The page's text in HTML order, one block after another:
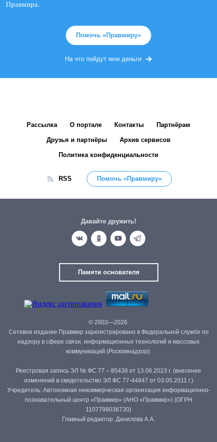
Правмира.
Помочь «Правмиру»
На что пойдут мои деньги
Рассылка О портале Контакты Партнёрам
Друзья и партнёры Архив сервисов
Политика конфиденциальности
RSS Помочь «Правмиру»
Давайте дружить!
Памяти основателя
© 2003—2026.
Сетевое издание Правмир зарегистрировано в Федеральной службе по
надзору в сфере связи, информационных технологий и массовых
коммуникаций (Роскомнадзор).
Реестровая запись ЭЛ № ФС 77 – 85438 от 13.06.2023 г. (внесение
изменений в свидетельство ЭЛ ФС 77-44847 от 03.05.2011 г.)
Учредитель: Автономная некоммерческая организация информационно-
познавательный центр «Правмир» (АНО «Правмир») (ОГРН
1107799036730)
Главный редактор: Данилова А.А.